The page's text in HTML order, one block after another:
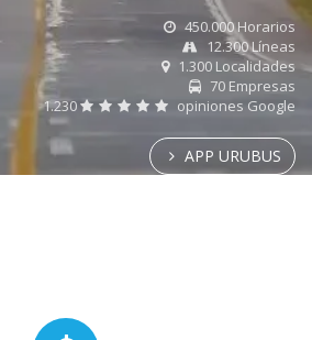
450.000 Horarios
12.300 Líneas
1.300 Localidades
70 Empresas
1.230
opiniones Google
APP URUBUS